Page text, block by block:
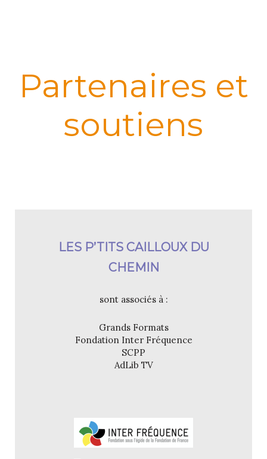
Partenaires et
soutiens
LES P’TITS CAILLOUX DU
CHEMIN
sont associés à :
Grands Formats
Fondation Inter Fréquence
SCPP
AdLib TV